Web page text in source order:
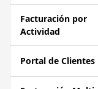
Facturación por
Actividad
Portal de Clientes